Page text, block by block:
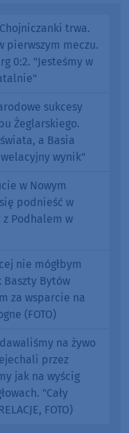
trwa.
pierwszym meczu.
0:2. "Jesteśmy w
sukcesy
Żeglarskiego.
a Basia
wynik"
w Nowym
podnieść w
z Podhalem w
nie mógłbym
Baszty Bytów
za wsparcie na
(FOTO)
na żywo
przez
jak na wyścig
"Cały
FOTO)